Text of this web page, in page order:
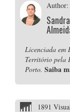
Author:
Sandra
Licenciada em
Território pela
Porto. Saiba
1891